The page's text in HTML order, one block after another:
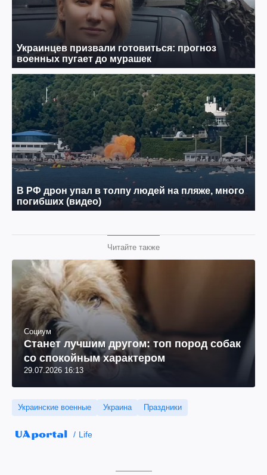
Читайте также
Социум
Станет лучшим другом: топ пород собак
со спокойным характером
29.07.2026 16:13
Украинские военные Украина Праздники
Life